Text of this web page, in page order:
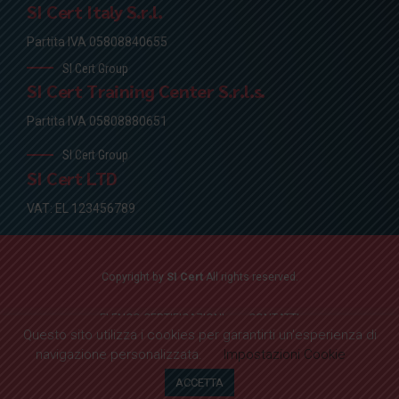
SI Cert Italy S.r.l.
Partita IVA 05808840655
SI Cert Group
SI Cert Training Center S.r.l.s.
Partita IVA 05808880651
SI Cert Group
SI Cert LTD
VAT: EL 123456789
Copyright by SI Cert All rights reserved.
ELENCO CERTIFICAZIONI CONTATTI
ELENCO CERTIFICAZIONI
Questo sito utilizza i cookies per garantirti un'esperienza di
navigazione personalizzata.
Impostazioni Cookie
ACCETTA